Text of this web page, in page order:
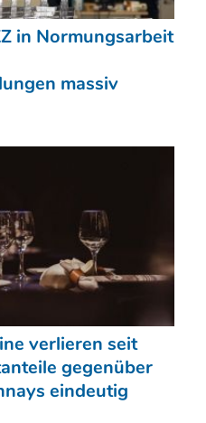
in Normungsarbeit
massiv
verlieren seit
gegenüber
eindeutig